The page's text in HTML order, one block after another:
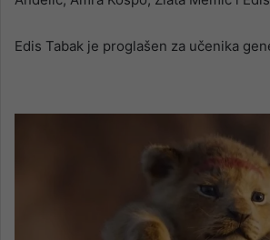
Edis Tabak je proglašen za učenika